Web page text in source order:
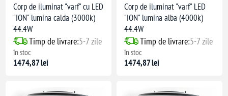
Corp de iluminat "varf" cu LED
"ION" lumina calda (3000k)
44.4W
Timp de livrare:5-7 zile
în stoc
1474,87 lei
Corp de iluminat "varf" LED
"ION" lumina alba (4000k)
44.4W
Timp de livrare:5-7 zile
în stoc
1474,87 lei